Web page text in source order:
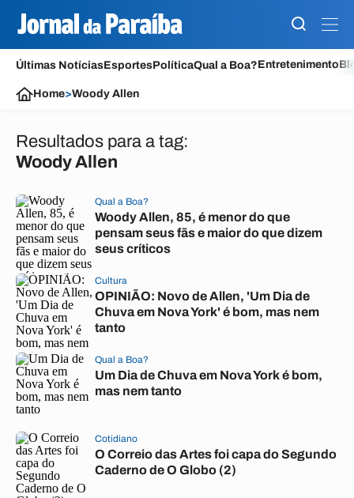
Últimas NotíciasEsportesPolíticaQual a Boa?Entretenimento
Home>Woody Allen
Resultados para a tag:
Woody Allen
Qual a Boa?
Woody Allen, 85, é menor do que
pensam seus fãs e maior do que dizem
seus críticos
Cultura
OPINIÃO: Novo de Allen, 'Um Dia de
Chuva em Nova York' é bom, mas nem
tanto
Qual a Boa?
Um Dia de Chuva em Nova York é bom,
mas nem tanto
Cotidiano
O Correio das Artes foi capa do Segundo
Caderno de O Globo (2)